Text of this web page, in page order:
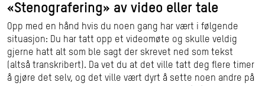
«Stenografering» av video eller tale
Opp med en hånd hvis du noen gang har vært i følgende
situasjon: Du har tatt opp et videomøte og skulle veldig
gjerne hatt alt som ble sagt der skrevet ned som tekst
(altså transkribert). Da vet du at det ville tatt deg flere timer
å gjøre det selv, og det ville vært dyrt å sette noen andre på